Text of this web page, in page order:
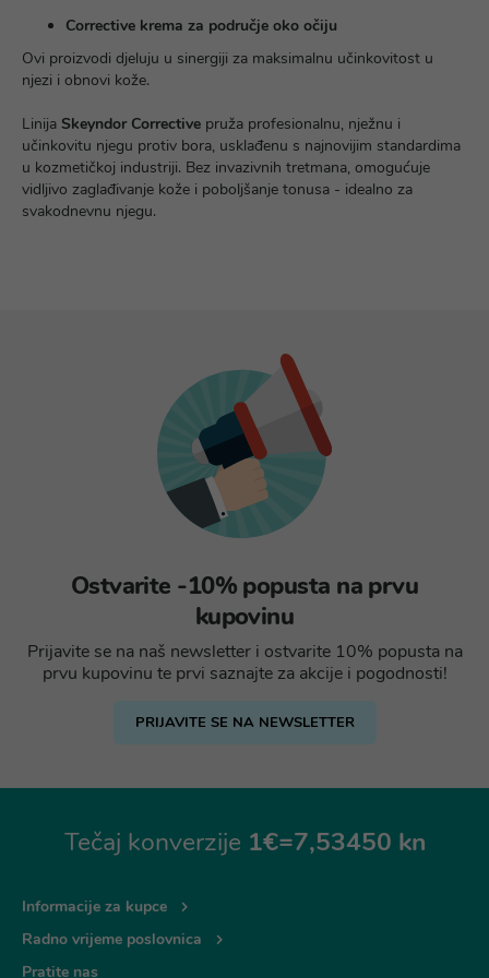
Corrective krema za područje oko očiju
Ovi proizvodi djeluju u sinergiji za maksimalnu učinkovitost u
njezi i obnovi kože.
Linija Skeyndor Corrective pruža profesionalnu, nježnu i
učinkovitu njegu protiv bora, usklađenu s najnovijim standardima
u kozmetičkoj industriji. Bez invazivnih tretmana, omogućuje
vidljivo zaglađivanje kože i poboljšanje tonusa - idealno za
svakodnevnu njegu.
Ostvarite -10% popusta na prvu
kupovinu
Prijavite se na naš newsletter i ostvarite 10% popusta na
prvu kupovinu te prvi saznajte za akcije i pogodnosti!
PRIJAVITE SE NA NEWSLETTER
Tečaj konverzije 1€=7,53450 kn
Informacije za kupce
Radno vrijeme poslovnica
Pratite nas